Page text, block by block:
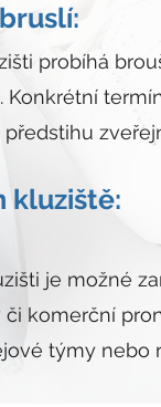
probíhá
Konkrétní
kluziště:
je možné
komerční
týmy nebo